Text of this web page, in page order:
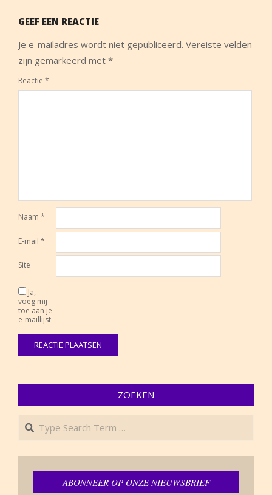
GEEF EEN REACTIE
Je e-mailadres wordt niet gepubliceerd. Vereiste velden
zijn gemarkeerd met *
Reactie *
Naam *
E-mail *
Site
Ja,
voeg mij
toe aan je
e-maillijst
ZOEKEN
Search
ABONNEER OP ONZE NIEUWSBRIEF